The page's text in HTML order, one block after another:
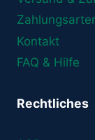
Kontakt
FAQ & Hilfe
Rechtliches